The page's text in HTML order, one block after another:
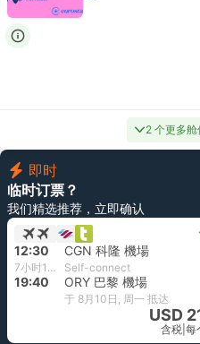
2 个更多
即时
临时订票？
我们精选推荐，立即确认
12:30 CGN 科隆 機場
7小时10分钟 Self-connect
19:40 ORY 巴黎 機場
于 8月10日, 周一 抵达
USD
含税 每